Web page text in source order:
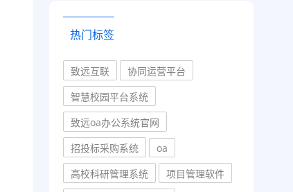
热门标签
致远互联
协同运营平台
智慧校园平台系统
致远oa办公系统官网
招投标采购系统
oa
高校科研管理系统
项目管理软件